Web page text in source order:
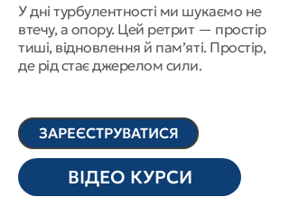
У дні турбулентності ми шукаємо не
втечу, а опору. Цей ретрит — простір
тиші, відновлення й пам’яті. Простір,
де рід стає джерелом сили.
ЗАРЕЄСТРУВАТИСЯ
ВІДЕО КУРСИ